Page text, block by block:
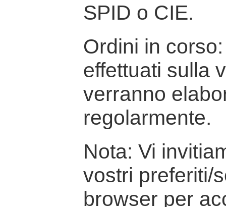
SPID o CIE.
Ordini in
effettuati sulla
verranno
regolarmente.
Nota: Vi
vostri preferiti/
browser per